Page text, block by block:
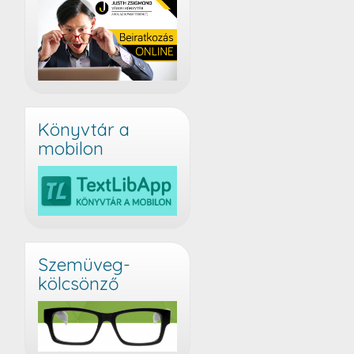
Könyvtár a
mobilon
Szemüveg-
kölcsönző